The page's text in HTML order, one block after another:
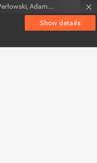
Show details
Perłowski, Adam. Red.